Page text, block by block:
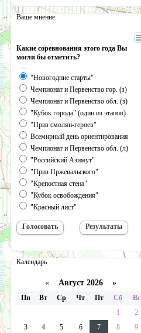
Ваше мнение
Какие соревнования этого года Вы
могли бы отметить?
"Новогодние старты"
Чемпионат и Первенство гор. (з)
Чемпионат и Первенство обл. (з)
"Кубок города" (один из этапов)
"Приз смолян-героев"
Всемирный день ориентирования
Чемпионат и Первенство обл. (л)
"Российский Азимут"
"Приз Пржевальского"
"Крепостная стена"
"Кубок освобождения"
"Красный лист"
Календарь
« Август 2026 »
Пн Вт Ср Чт Пт Сб
Вс
1
2
3
4 5 6 7 8
9